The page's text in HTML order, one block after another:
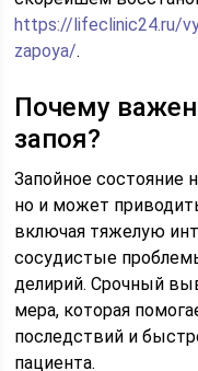
https://lifeclinic24.ru/
zapoya/.
Почему
запоя?
Запойное состояние
но и может
включая тяжелую
сосудистые
делирий. Срочный
мера, которая
последствий и
пациента.